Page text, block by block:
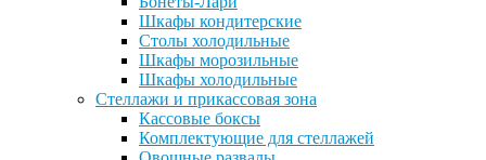
Шкафы кондитерские
Столы холодильные
Шкафы морозильные
Шкафы холодильные
Стеллажи и прикассовая зона
Кассовые боксы
Комплектующие для стеллажей